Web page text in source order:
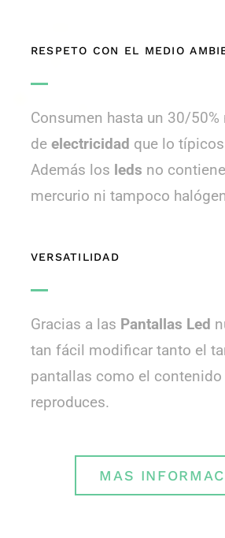
RESPETO CON EL MEDIO
Consumen hasta un 30/50%
de electricidad que lo
Además los leds no
mercurio ni tampoco
VERSATILIDAD
Gracias a las Pantallas Led
tan fácil modificar tanto el
pantallas como el contenido
reproduces.
MAS